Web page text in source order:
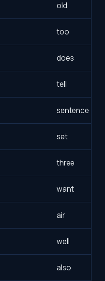
old
too
does
tell
sentence
set
three
want
air
well
also